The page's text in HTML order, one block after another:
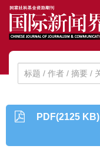
PDF(2125 KB)